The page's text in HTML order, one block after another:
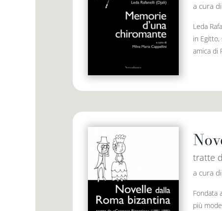
a cura
Leda
in
amica di
tratte
a cura
Fondata
più